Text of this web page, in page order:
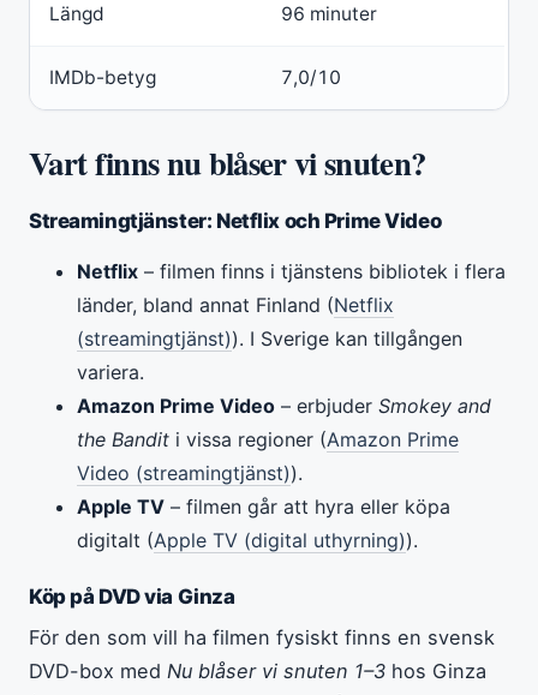
Längd 96 minuter
IMDb-betyg 7,0/10
Vart finns nu blåser vi snuten?
Streamingtjänster: Netflix och Prime Video
Netflix – filmen finns i tjänstens bibliotek i flera
länder, bland annat Finland (Netflix
(streamingtjänst)). I Sverige kan tillgången
variera.
Amazon Prime Video – erbjuder Smokey and
the Bandit i vissa regioner (Amazon Prime
Video (streamingtjänst)).
Apple TV – filmen går att hyra eller köpa
digitalt (Apple TV (digital uthyrning)).
Köp på DVD via Ginza
För den som vill ha filmen fysiskt finns en svensk
DVD-box med Nu blåser vi snuten 1–3 hos Ginza